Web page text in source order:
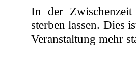
In der Zwischenzeit
sterben lassen. Dies
Veranstaltung mehr